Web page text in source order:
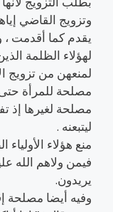
وتزويج القاضي
يقدم كما أقدمت ،
لهؤلاء الظلمة
لمنعهن من تزويج
مصلحة للمرأة حتى
مصلحة لغيرها إذ
ليتبعنه .
منع هؤلاء
فيمن ولاهم الله
يريدون.
وفيه أيضا مصلحة